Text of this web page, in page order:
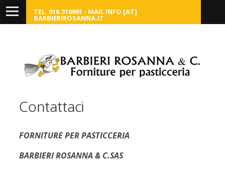
Chi siamo
Link
TEL. 010.316961 - MAIL INFO [AT]
BARBIERIROSANNA.IT
Contattaci
FORNITURE PER PASTICCERIA
BARBIERI ROSANNA & C.SAS